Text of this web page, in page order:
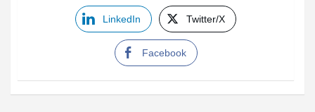
LinkedIn Twitter/X
Facebook